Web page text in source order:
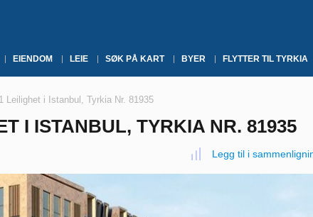
EIENDOM LEIE SØK PÅ KART BYER FLYTTER TIL TYRKIA
Leilighet i Istanbul, Tyrkia Nr. 81935
I ISTANBUL, TYRKIA NR. 81935
Legg til i